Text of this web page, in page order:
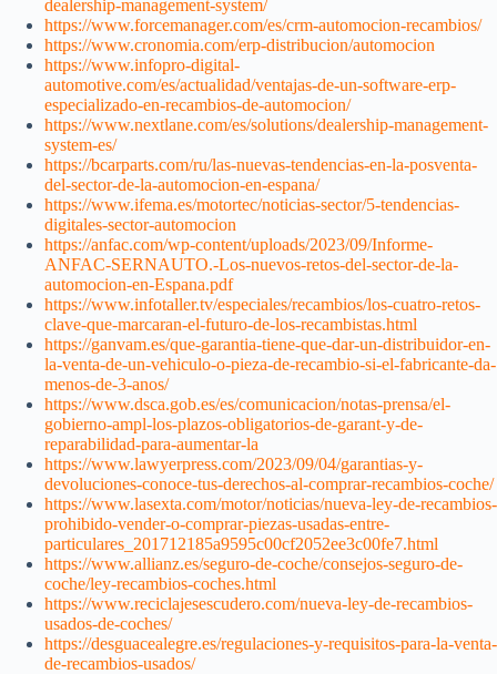
dealership-management-system/
https://www.forcemanager.com/es/crm-automocion-recambios/
https://www.cronomia.com/erp-distribucion/automocion
https://www.infopro-digital-
automotive.com/es/actualidad/ventajas-de-un-software-erp-
especializado-en-recambios-de-automocion/
https://www.nextlane.com/es/solutions/dealership-management-
system-es/
https://bcarparts.com/ru/las-nuevas-tendencias-en-la-posventa-
del-sector-de-la-automocion-en-espana/
https://www.ifema.es/motortec/noticias-sector/5-tendencias-
digitales-sector-automocion
https://anfac.com/wp-content/uploads/2023/09/Informe-
ANFAC-SERNAUTO.-Los-nuevos-retos-del-sector-de-la-
automocion-en-Espana.pdf
https://www.infotaller.tv/especiales/recambios/los-cuatro-retos-
clave-que-marcaran-el-futuro-de-los-recambistas.html
https://ganvam.es/que-garantia-tiene-que-dar-un-distribuidor-en-
la-venta-de-un-vehiculo-o-pieza-de-recambio-si-el-fabricante-da-
menos-de-3-anos/
https://www.dsca.gob.es/es/comunicacion/notas-prensa/el-
gobierno-ampl-los-plazos-obligatorios-de-garant-y-de-
reparabilidad-para-aumentar-la
https://www.lawyerpress.com/2023/09/04/garantias-y-
devoluciones-conoce-tus-derechos-al-comprar-recambios-coche/
https://www.lasexta.com/motor/noticias/nueva-ley-de-recambios-
prohibido-vender-o-comprar-piezas-usadas-entre-
particulares_201712185a9595c00cf2052ee3c00fe7.html
https://www.allianz.es/seguro-de-coche/consejos-seguro-de-
coche/ley-recambios-coches.html
https://www.reciclajesescudero.com/nueva-ley-de-recambios-
usados-de-coches/
https://desguacealegre.es/regulaciones-y-requisitos-para-la-venta-
de-recambios-usados/